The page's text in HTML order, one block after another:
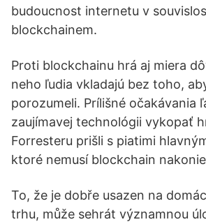
budoucnost internetu v
blockchainem.
Proti blockchainu hrá aj miera
neho ľudia vkladajú bez toho,
porozumeli. Prílišné očakávania
zaujímavej technológii vykopať
Forresteru prišli s piatimi
ktoré nemusí blockchain
To, že je dobře usazen na
trhu, může sehrát významnou